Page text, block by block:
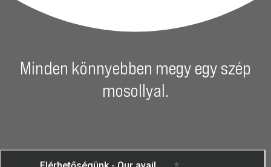
Minden könnyebben megy egy szép
mosollyal.